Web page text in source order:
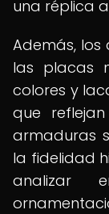
una réplica
Además,
las placas
colores y
que
armaduras
la fidelidad
analizar